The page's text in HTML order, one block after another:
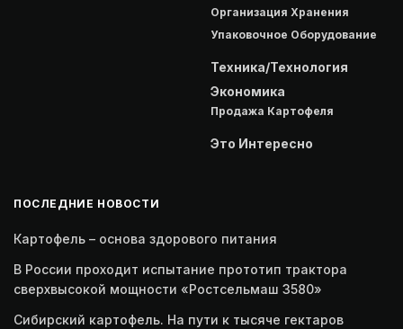
Организация Хранения
Упаковочное Оборудование
Техника/Технология
Экономика
Продажа Картофеля
Это Интересно
ПОСЛЕДНИЕ НОВОСТИ
Картофель – основа здорового питания
В России проходит испытание прототип трактора
сверхвысокой мощности «Ростсельмаш 3580»
Сибирский картофель. На пути к тысяче гектаров